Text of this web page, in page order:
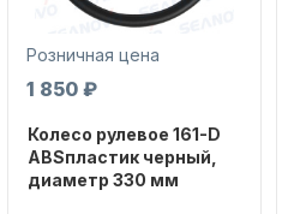
Розничная цена
1 850 ₽
Колесо рулевое 161-D
ABSпластик черный,
диаметр 330 мм